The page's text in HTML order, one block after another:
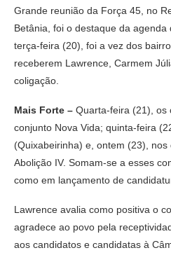
Grande reunião da Força 45, no
Betânia, foi o destaque da
terça-feira (20), foi a vez dos
receberem Lawrence, Carmem
coligação.
Mais Forte – Quarta-feira (21), os
conjunto Nova Vida; quinta-feira
(Quixabeirinha) e, ontem (23),
Abolição IV. Somam-se a esses
como em lançamento de
Lawrence avalia como positiva o
agradece ao povo pela
aos candidatos e candidatas à